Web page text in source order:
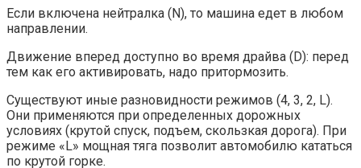
Если включена нейтралка (N), то машина едет в любом
направлении.
Движение вперед доступно во время драйва (D): перед
тем как его активировать, надо притормозить.
Существуют иные разновидности режимов (4, 3, 2, L).
Они применяются при определенных дорожных
условиях (крутой спуск, подъем, скользкая дорога). При
режиме «L» мощная тяга позволит автомобилю кататься
по крутой горке.